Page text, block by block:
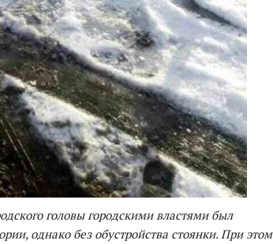
головы городскими властями был
однако без обустройства стоянки. При этом